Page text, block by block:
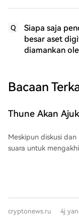
Q
Siapa saja
besar aset
diamankan
Bacaan
Thune Akan
CLARITY Act
Meskipun diskusi
suara untuk
permohonan untuk
cryptonews.ru 4j